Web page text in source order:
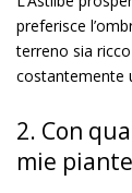
preferisce
terreno sia
costantemente
2. Con
mie